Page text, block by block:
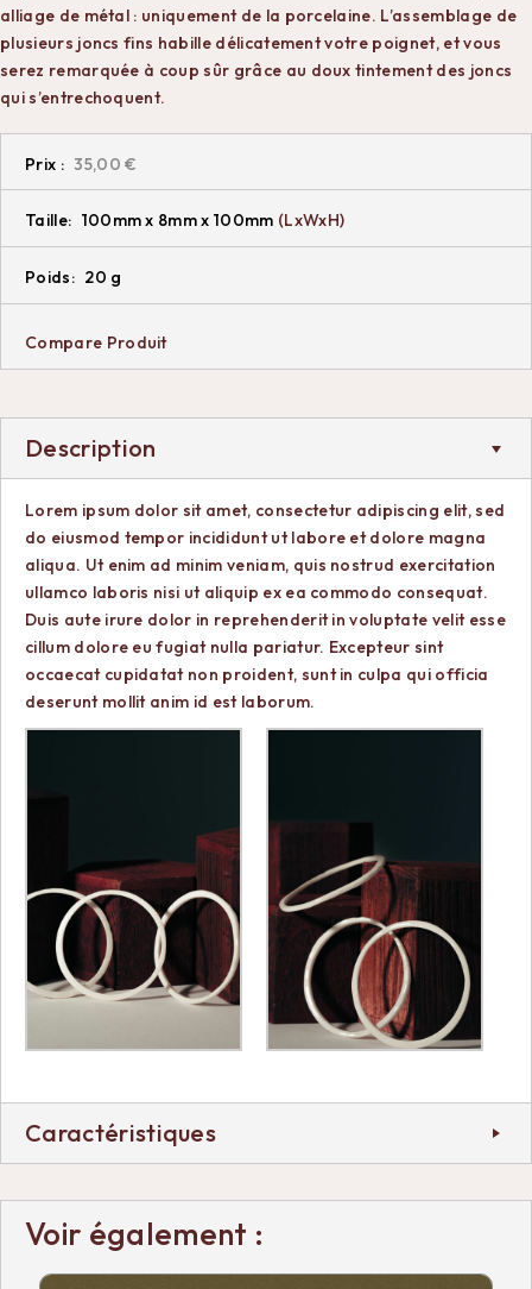
alliage de métal : uniquement de la porcelaine. L’assemblage de
plusieurs joncs fins habille délicatement votre poignet, et vous
serez remarquée à coup sûr grâce au doux tintement des joncs
qui s’entrechoquent.
Prix : 35,00 €
Taille: 100mm x 8mm x 100mm (LxWxH)
Poids: 20 g
Compare Produit
Description
Lorem ipsum dolor sit amet, consectetur adipiscing elit, sed
do eiusmod tempor incididunt ut labore et dolore magna
aliqua. Ut enim ad minim veniam, quis nostrud exercitation
ullamco laboris nisi ut aliquip ex ea commodo consequat.
Duis aute irure dolor in reprehenderit in voluptate velit esse
cillum dolore eu fugiat nulla pariatur. Excepteur sint
occaecat cupidatat non proident, sunt in culpa qui officia
deserunt mollit anim id est laborum.
Caractéristiques
Voir également :